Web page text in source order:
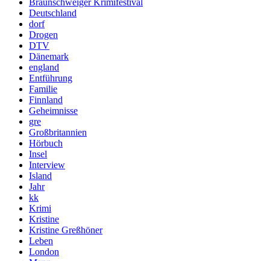
Deutschland
dorf
Drogen
DTV
Dänemark
england
Entführung
Familie
Finnland
Geheimnisse
gre
Großbritannien
Hörbuch
Insel
Interview
Island
Jahr
kk
Krimi
Kristine
Kristine Greßhöner
Leben
London